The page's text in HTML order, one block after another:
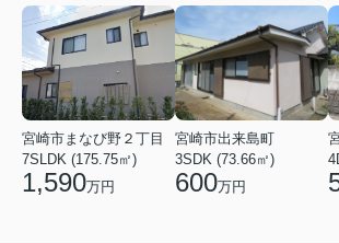
宮崎市まなび野２丁目
7SLDK (175.75㎡)
1,590万円
宮崎市出来島町
3SDK (73.66㎡)
600万円